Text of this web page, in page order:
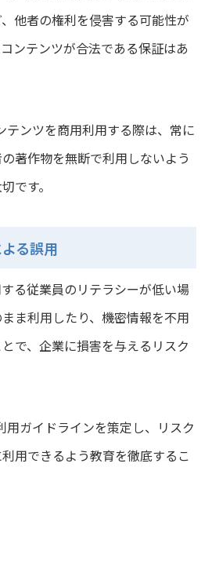
他者の権利を侵害する可能性が
ンテンツが合法である保証はあ
テンツを商用利用する際は、常に
著作物を無断で利用しないよう
です。
る誤用
る従業員のリテラシーが低い場
ま利用したり、機密情報を不用
で、企業に損害を与えるリスク
用ガイドラインを策定し、リスク
用できるよう教育を徹底するこ